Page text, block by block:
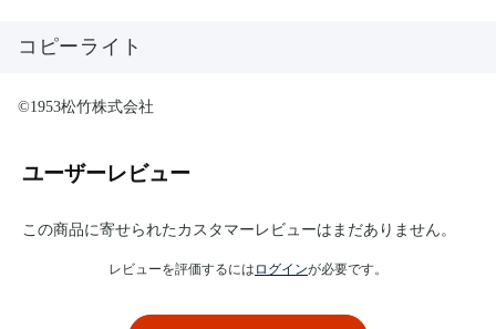
コピーライト
©1953松竹株式会社
ユーザーレビュー
この商品に寄せられたカスタマーレビューはまだありません。
レビューを評価するには ログインが必要です。